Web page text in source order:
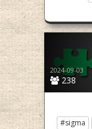
238
2024-09-03
#sigma